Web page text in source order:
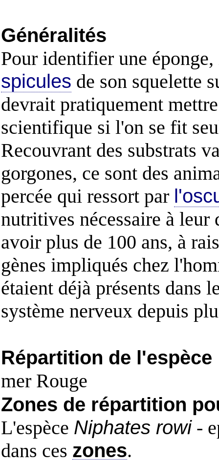
Généralités
Pour identifier une
spicules de son squelette
devrait pratiquement
scientifique si l'on se fit
Recouvrant des substrats
gorgones, ce sont des
percée qui ressort par
nutritives nécessaire à leur
avoir plus de 100 ans, à
gènes impliqués chez
étaient déjà présents dans
système nerveux depuis
Répartition de l'espèce
mer Rouge
Zones de répartition
L'espèce Niphates rowi-
dans ces zones.